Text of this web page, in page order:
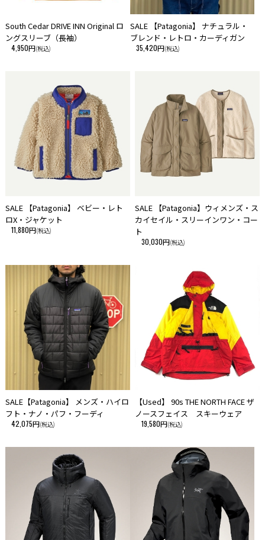
South Cedar DRIVE INN Original ロ
ングスリーブ（長袖）
4,950円(税込)
SALE 【Patagonia】 ナチュラル・
ブレンド・レトロ・カーディガン
35,420円(税込)
SALE 【Patagonia】 ベビー・レト
ロX・ジャケット
11,880円(税込)
SALE 【Patagonia】ウィメンズ・ス
カイセイル・スリーインワン・コー
ト
30,030円(税込)
SALE【Patagonia】 メンズ・ハイロ
フト・ナノ・パフ・フーディ
42,075円(税込)
【Used】 90s THE NORTH FACE ザ
ノースフェイス スキーウェア
19,580円(税込)